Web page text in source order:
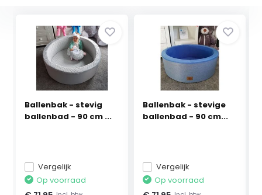
Ballenbak - stevig
ballenbad - 90 cm ...
Vergelijk
Op voorraad
Ballenbak - stevige
ballenbad - 90 cm...
Vergelijk
Op voorraad